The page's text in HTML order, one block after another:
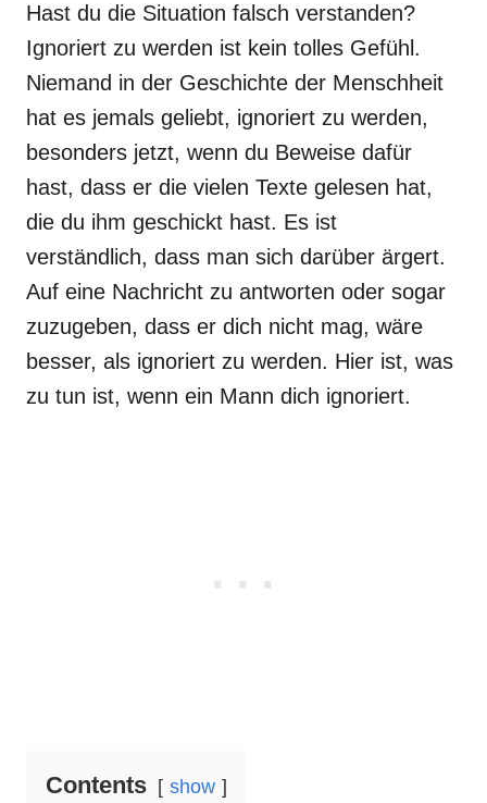
Hast du die Situation falsch verstanden?
Ignoriert zu werden ist kein tolles Gefühl.
Niemand in der Geschichte der Menschheit
hat es jemals geliebt, ignoriert zu werden,
besonders jetzt, wenn du Beweise dafür
hast, dass er die vielen Texte gelesen hat,
die du ihm geschickt hast. Es ist
verständlich, dass man sich darüber ärgert.
Auf eine Nachricht zu antworten oder sogar
zuzugeben, dass er dich nicht mag, wäre
besser, als ignoriert zu werden. Hier ist, was
zu tun ist, wenn ein Mann dich ignoriert.
Contents show